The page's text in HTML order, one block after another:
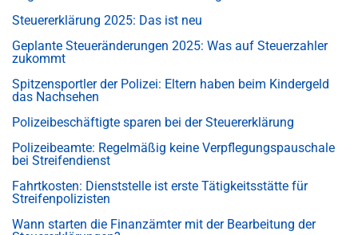
Steuererklärung 2025: Das ist neu
Geplante Steueränderungen 2025: Was auf Steuerzahler
zukommt
Spitzensportler der Polizei: Eltern haben beim Kindergeld
das Nachsehen
Polizeibeschäftigte sparen bei der Steuererklärung
Polizeibeamte: Regelmäßig keine Verpflegungspauschale
bei Streifendienst
Fahrtkosten: Dienststelle ist erste Tätigkeitsstätte für
Streifenpolizisten
Wann starten die Finanzämter mit der Bearbeitung der